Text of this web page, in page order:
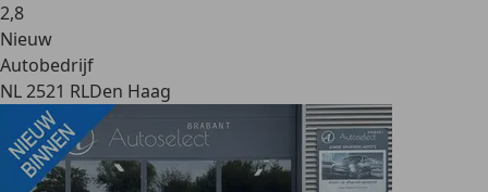
2,8
Nieuw
Autobedrijf
NL 2521 RLDen Haag